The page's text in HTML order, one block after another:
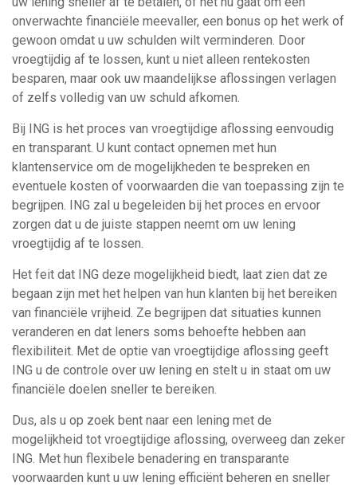
onverwachte financiële meevaller, een bonus op het werk of
gewoon omdat u uw schulden wilt verminderen. Door
vroegtijdig af te lossen, kunt u niet alleen rentekosten
besparen, maar ook uw maandelijkse aflossingen verlagen
of zelfs volledig van uw schuld afkomen.
Bij ING is het proces van vroegtijdige aflossing eenvoudig
en transparant. U kunt contact opnemen met hun
klantenservice om de mogelijkheden te bespreken en
eventuele kosten of voorwaarden die van toepassing zijn te
begrijpen. ING zal u begeleiden bij het proces en ervoor
zorgen dat u de juiste stappen neemt om uw lening
vroegtijdig af te lossen.
Het feit dat ING deze mogelijkheid biedt, laat zien dat ze
begaan zijn met het helpen van hun klanten bij het bereiken
van financiële vrijheid. Ze begrijpen dat situaties kunnen
veranderen en dat leners soms behoefte hebben aan
flexibiliteit. Met de optie van vroegtijdige aflossing geeft
ING u de controle over uw lening en stelt u in staat om uw
financiële doelen sneller te bereiken.
Dus, als u op zoek bent naar een lening met de
mogelijkheid tot vroegtijdige aflossing, overweeg dan zeker
ING. Met hun flexibele benadering en transparante
voorwaarden kunt u uw lening efficiënt beheren en sneller